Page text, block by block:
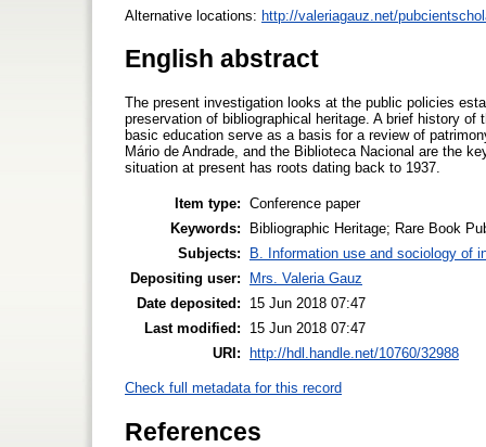
Alternative locations: http://valeriagauz.net/
English abstract
The present investigation looks at the public policies
preservation of bibliographical heritage. A brief history
basic education serve as a basis for a review of
Mário de Andrade, and the Biblioteca Nacional are the
situation at present has roots dating back to 1937.
Item type: Conference paper
Keywords:
Bibliographic Heritage; Rare Book
Subjects:
B. Information use and sociology of
Depositing user:
Mrs. Valeria Gauz
Date deposited:
15 Jun 2018 07:47
Last modified:
15 Jun 2018 07:47
URI: http://hdl.handle.net/10760/32988
Check full metadata for this record
References